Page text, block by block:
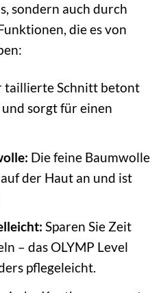
sondern auch durch
die es von
taillierte Schnitt betont
sorgt für einen
Die feine Baumwolle
der Haut an und ist
Sparen Sie Zeit
– das OLYMP Level
pflegeleicht.